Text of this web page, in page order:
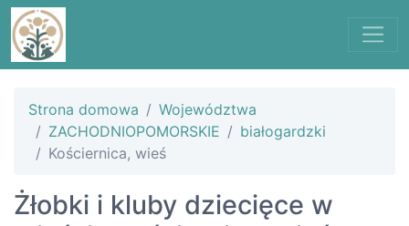
Strona domowa
Województwa
ZACHODNIOPOMORSKIE
białogardzki
Kościernica, wieś
Żłobki i kluby dziecięce w